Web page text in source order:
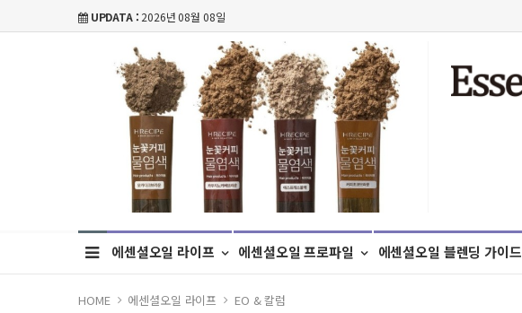
UPDATA : 2026년 08월 08일
에센셜오일 라이프 에센셜오일 프로파일 에센셜오일 블렌딩 가이드
HOME 에센셜오일 라이프 EO & 칼럼